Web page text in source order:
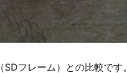
フレーム）との比較です。